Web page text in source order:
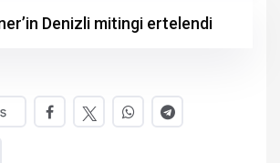
Denizli mitingi ertelendi